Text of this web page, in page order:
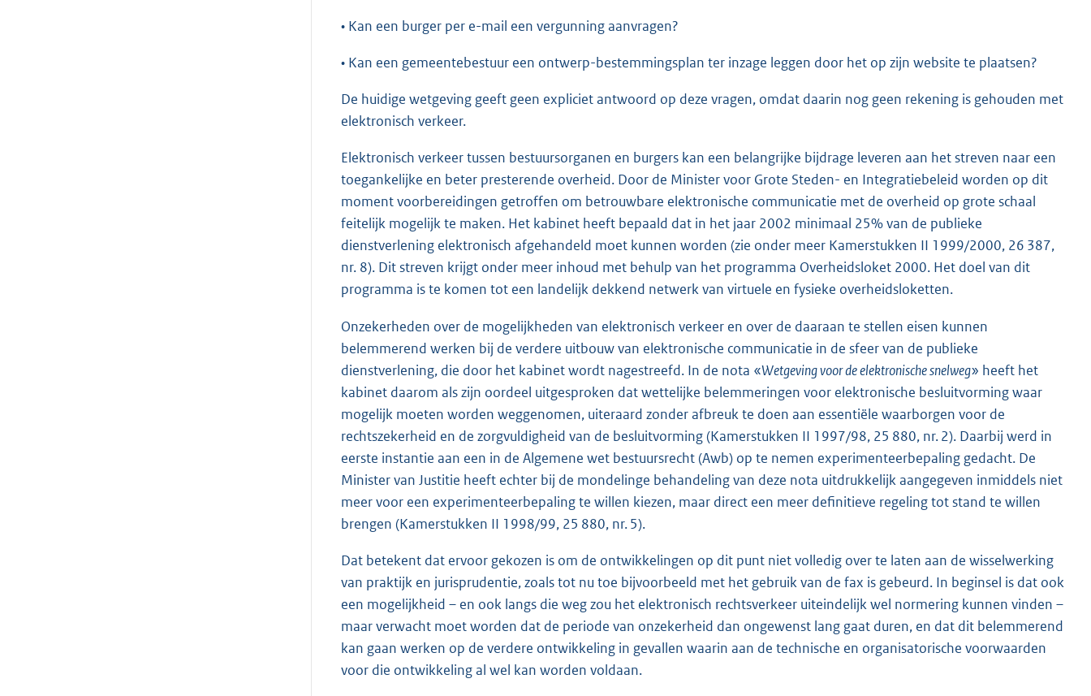
• Kan een burger per e-mail een vergunning aanvragen?
• Kan een gemeentebestuur een ontwerp-bestemmingsplan ter inzage leggen door het op zijn website te plaatsen?
De huidige wetgeving geeft geen expliciet antwoord op deze vragen, omdat daarin nog geen rekening is gehouden met
elektronisch verkeer.
Elektronisch verkeer tussen bestuursorganen en burgers kan een belangrijke bijdrage leveren aan het streven naar een
toegankelijke en beter presterende overheid. Door de Minister voor Grote Steden- en Integratiebeleid worden op dit
moment voorbereidingen getroffen om betrouwbare elektronische communicatie met de overheid op grote schaal
feitelijk mogelijk te maken. Het kabinet heeft bepaald dat in het jaar 2002 minimaal 25% van de publieke
dienstverlening elektronisch afgehandeld moet kunnen worden (zie onder meer Kamerstukken II 1999/2000, 26 387,
nr. 8). Dit streven krijgt onder meer inhoud met behulp van het programma Overheidsloket 2000. Het doel van dit
programma is te komen tot een landelijk dekkend netwerk van virtuele en fysieke overheidsloketten.
Onzekerheden over de mogelijkheden van elektronisch verkeer en over de daaraan te stellen eisen kunnen
belemmerend werken bij de verdere uitbouw van elektronische communicatie in de sfeer van de publieke
dienstverlening, die door het kabinet wordt nagestreefd. In de nota «Wetgeving voor de elektronische snelweg» heeft het
kabinet daarom als zijn oordeel uitgesproken dat wettelijke belemmeringen voor elektronische besluitvorming waar
mogelijk moeten worden weggenomen, uiteraard zonder afbreuk te doen aan essentiële waarborgen voor de
rechtszekerheid en de zorgvuldigheid van de besluitvorming (Kamerstukken II 1997/98, 25 880, nr. 2). Daarbij werd in
eerste instantie aan een in de Algemene wet bestuursrecht (Awb) op te nemen experimenteerbepaling gedacht. De
Minister van Justitie heeft echter bij de mondelinge behandeling van deze nota uitdrukkelijk aangegeven inmiddels niet
meer voor een experimenteerbepaling te willen kiezen, maar direct een meer definitieve regeling tot stand te willen
brengen (Kamerstukken II 1998/99, 25 880, nr. 5).
Dat betekent dat ervoor gekozen is om de ontwikkelingen op dit punt niet volledig over te laten aan de wisselwerking
van praktijk en jurisprudentie, zoals tot nu toe bijvoorbeeld met het gebruik van de fax is gebeurd. In beginsel is dat ook
een mogelijkheid – en ook langs die weg zou het elektronisch rechtsverkeer uiteindelijk wel normering kunnen vinden –
maar verwacht moet worden dat de periode van onzekerheid dan ongewenst lang gaat duren, en dat dit belemmerend
kan gaan werken op de verdere ontwikkeling in gevallen waarin aan de technische en organisatorische voorwaarden
voor die ontwikkeling al wel kan worden voldaan.